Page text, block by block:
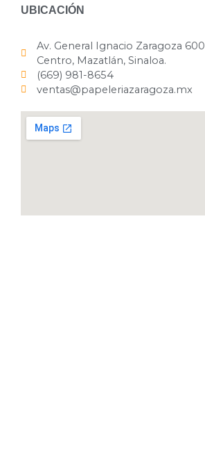
UBICACIÓN
Av. General Ignacio Zaragoza 600
Centro, Mazatlán, Sinaloa.
(669) 981-8654
ventas@papeleriazaragoza.mx